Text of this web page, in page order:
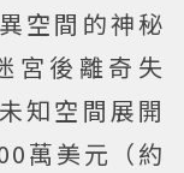
空間的神秘
宮後離奇失
知空間展開
萬美元（約